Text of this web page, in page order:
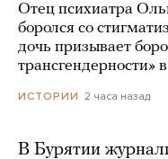
Отец психиатра
боролся со
дочь призывает
трансгендерности»
ИСТОРИИ 2 часа назад
В Бурятии